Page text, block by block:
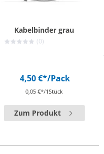
Kabelbinder grau
(0)
4,50 €*/Pack
0,05 €*/1Stück
Zum Produkt